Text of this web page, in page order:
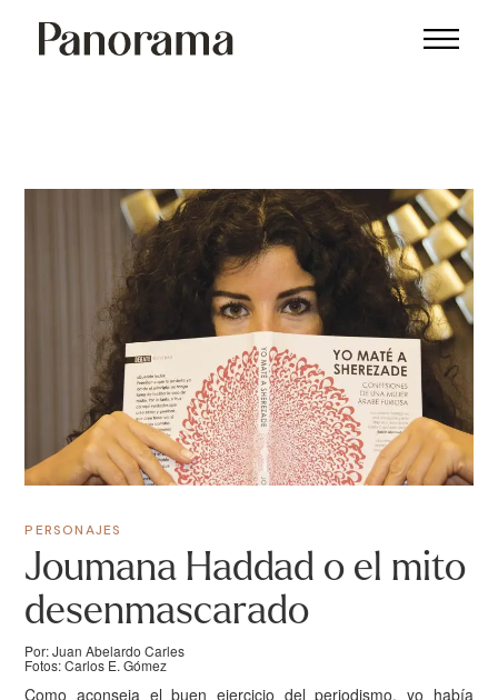
PERSONAJES
Joumana Haddad o el mito
desenmascarado
Por: Juan Abelardo Carles
Fotos: Carlos E. Gómez
Como aconseja el buen ejercicio del periodismo, yo había